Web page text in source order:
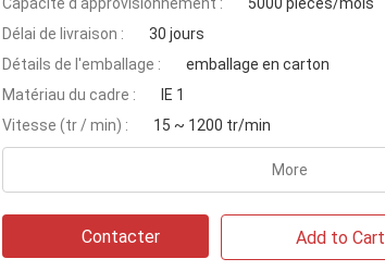
Délai de livraison :
30 jours
Détails de l'emballage :
emballage en carton
Matériau du cadre :
IE 1
Vitesse (tr / min) :
15 ~ 1200 tr/min
More
Contacter Add to Cart